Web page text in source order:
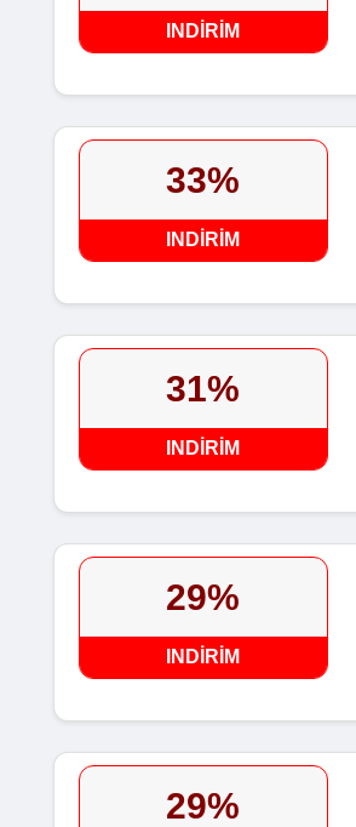
INDIRIM
33%
INDIRIM
31%
INDIRIM
29%
INDIRIM
29%